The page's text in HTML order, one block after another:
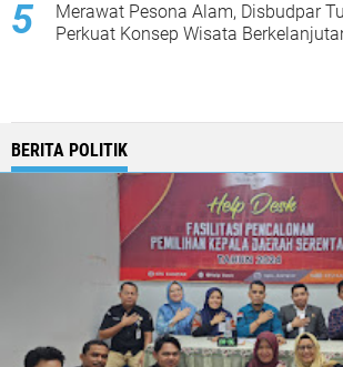
Merawat Pesona Alam, Disbudpar
Perkuat Konsep Wisata
BERITA POLITIK